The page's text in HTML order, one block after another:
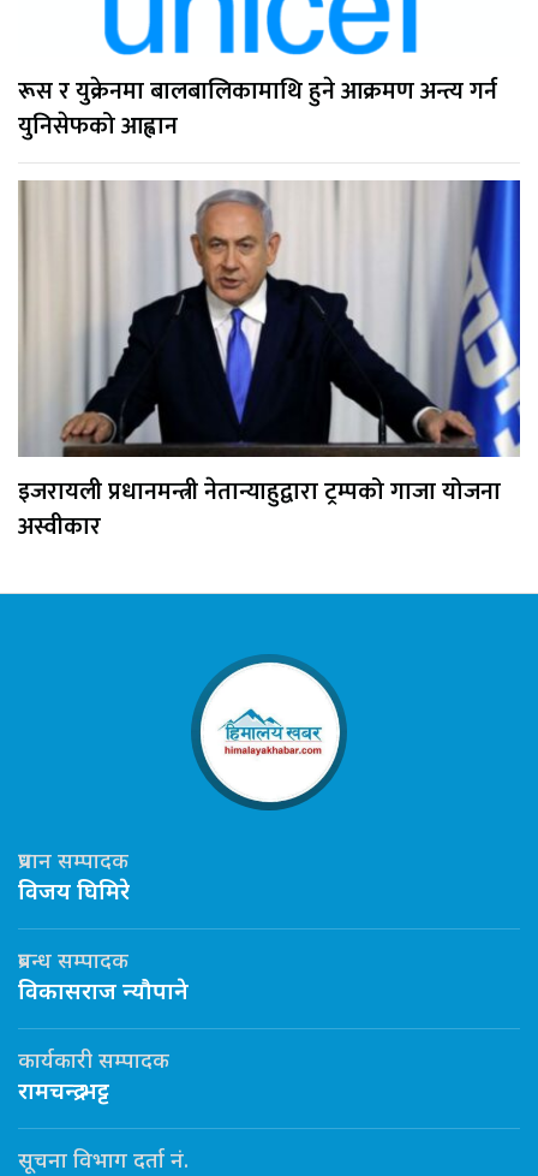
रूस र युक्रेनमा बालबालिकामाथि हुने आक्रमण अन्त्य गर्न
युनिसेफको आह्वान
इजरायली प्रधानमन्त्री नेतान्याहुद्वारा ट्रम्पको गाजा योजना
अस्वीकार
प्रधान सम्पादक
विजय घिमिरे
प्रबन्ध सम्पादक
विकासराज न्यौपाने
कार्यकारी सम्पादक
रामचन्द्र भट्ट
सूचना विभाग दर्ता नं.